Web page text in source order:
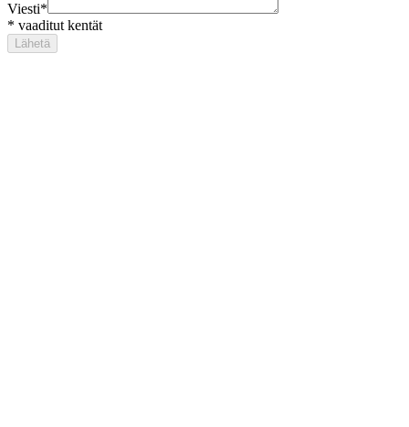
Viesti*
* vaaditut kentät